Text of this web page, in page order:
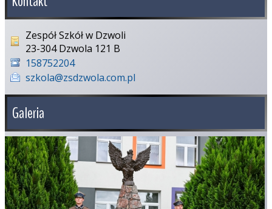
Zespół Szkół w Dzwoli
23-304 Dzwola 121 B
158752204
szkola@zsdzwola.com.pl
Galeria